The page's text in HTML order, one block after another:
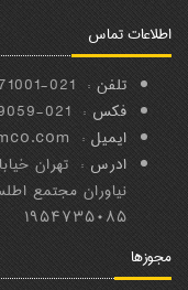
اطلاعات تماس
تلفن : 021-26371001-6
فکس : 021-26379059
ایمیل :
ادرس : تهران
۱۹۵۴۷۳۵۰۸۵
مجوزها